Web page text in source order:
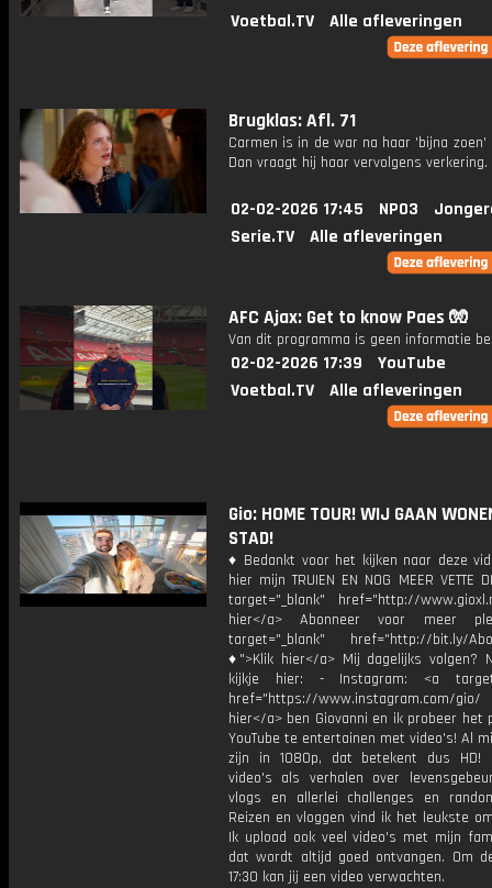
Voetbal.TV
Alle afleveringen
Brugklas: Afl. 71
Carmen is in de war na haar 'bijna zoen'
Dan vraagt hij haar vervolgens verkering.
02-02-2026 17:45 NPO3
Serie.TV
Alle afleveringen
AFC Ajax: Get to know Paes 🧤
Van dit programma is geen informatie
02-02-2026 17:39
YouTube
Voetbal.TV
Alle afleveringen
Gio: HOME TOUR! WIJ GAAN
STAD!
♦ Bedankt voor het kijken naar deze
hier mijn TRUIEN EN NOG MEER VETTE
target="_blank" href="http://
hier</a> Abonneer voor meer
target="_blank" href="http://bit.ly/
♦">Klik hier</a> Mij dagelijks volgen?
kijkje hier: - Instagram: <a
href="https://www.instagram.com/
hier</a> ben Giovanni en ik probeer het
YouTube te entertainen met video's! Al
zijn in 1080p, dat betekent dus HD!
video's als verhalen over
vlogs en allerlei challenges en
Reizen en vloggen vind ik het leukste
Ik upload ook veel video's met mijn
dat wordt altijd goed ontvangen. Om
17:30 kan jij een video verwachten.